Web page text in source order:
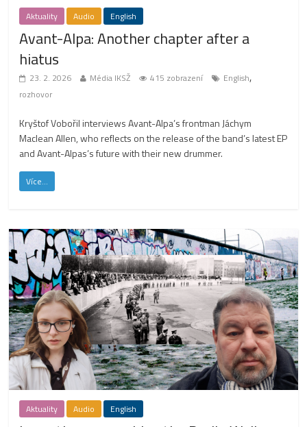
Aktuality Audio English
Avant-Alpa: Another chapter after a
hiatus
23. 2. 2026 Média IKSŽ 415 zobrazení English,
rozhovor
Kryštof Vobořil interviews Avant-Alpa’s frontman Jáchym
Maclean Allen, who reflects on the release of the band’s latest EP
and Avant-Alpas’s future with their new drummer.
Více...
Aktuality Audio English